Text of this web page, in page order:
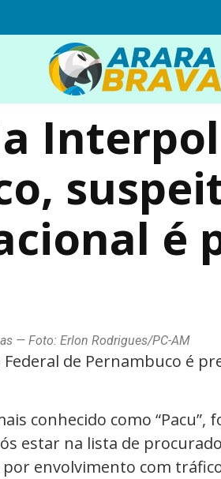
Interpol
é
— Foto: Erlon Rodrigues/PC-AM
de Pernambuco é
conhecido como “Pacu”,
estar na lista de
envolvimento com